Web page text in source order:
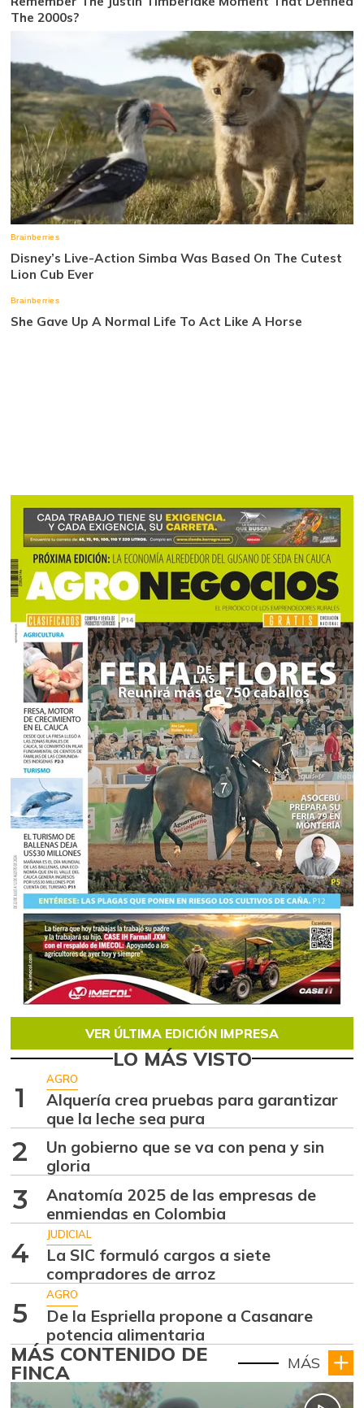
VER ÚLTIMA EDICIÓN IMPRESA
LO MÁS VISTO
1
AGRO
Alquería crea pruebas para garantizar
que la leche sea pura
2
Un gobierno que se va con pena y sin
gloria
3
Anatomía 2025 de las empresas de
enmiendas en Colombia
4
JUDICIAL
La SIC formuló cargos a siete
compradores de arroz
5
AGRO
De la Espriella propone a Casanare
potencia alimentaria
MÁS CONTENIDO DE
FINCA MÁS